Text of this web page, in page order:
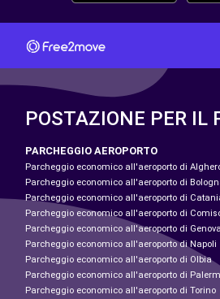
POSTAZIONE PER IL
PARCHEGGIO AEROPORTO
Parcheggio economico all'aeroporto di
Parcheggio economico all'aeroporto di
Parcheggio economico all'aeroporto di
Parcheggio economico all'aeroporto di
Parcheggio economico all'aeroporto di Genova
Parcheggio economico all'aeroporto di Napoli
Parcheggio economico all'aeroporto di Olbia
Parcheggio economico all'aeroporto di
Parcheggio economico all'aeroporto di Torino